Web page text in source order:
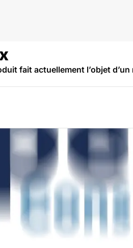
fait actuellement l’objet d’un